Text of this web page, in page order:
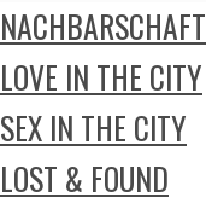
NACHBARSCHAFT
LOVE IN THE CITY
SEX IN THE CITY
LOST & FOUND